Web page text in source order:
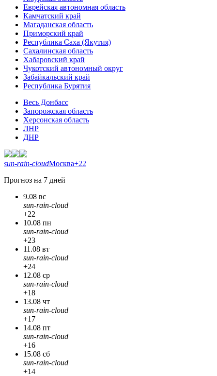
Еврейская автономная область
Камчатский край
Магаданская область
Приморский край
Республика Саха (Якутия)
Сахалинская область
Хабаровский край
Чукотский автономный округ
Забайкальский край
Республика Бурятия
Весь Донбасс
Запорожская область
Херсонская область
ЛНР
ДНР
sun-rain-cloudМосква+22
Прогноз на 7 дней
9.08 вс
sun-rain-cloud
+22
10.08 пн
sun-rain-cloud
+23
11.08 вт
sun-rain-cloud
+24
12.08 ср
sun-rain-cloud
+18
13.08 чт
sun-rain-cloud
+17
14.08 пт
sun-rain-cloud
+16
15.08 сб
sun-rain-cloud
+14